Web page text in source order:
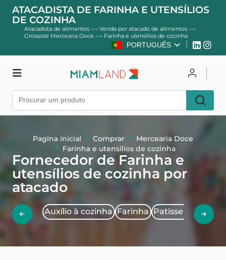
ATACADISTA DE FARINHA E UTENSÍLIOS
DE COZINHA
Atacadista de alimentos —› Venda por atacado de alimentos —›
Grossiste Mercearia Doce —›Farinha e utensílios de cozinha
PORTUGUÊS
Pagina inicial Comprar
Mercearia Doce
Farinha e utensílios de cozinha
Fornecedor de Farinha e
utensílios de cozinha por
atacado
Auxílio à cozinha Farinha Patisseries para
Comprar Entrar